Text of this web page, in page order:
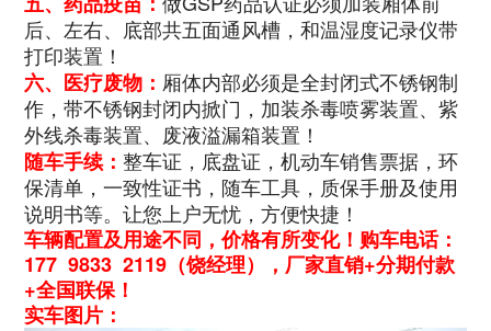
后、左右、底部共五面通风槽，和温湿度记录仪带
打印装置！
六、医疗废物：厢体内部必须是全封闭式不锈钢制
作，带不锈钢封闭内掀门，加装杀毒喷雾装置、紫
外线杀毒装置、废液溢漏箱装置！
随车手续：整车证，底盘证，机动车销售票据，环
保清单，一致性证书，随车工具，质保手册及使用
说明书等。让您上户无忧，方便快捷！
车辆配置及用途不同，价格有所变化！购车电话：
177 9833 2119（饶经理），厂家直销+分期付款
+全国联保！
实车图片：